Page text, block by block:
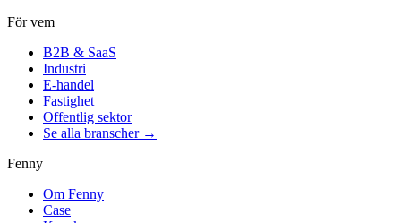
För vem
B2B & SaaS
Industri
E-handel
Fastighet
Offentlig sektor
Se alla branscher →
Fenny
Om Fenny
Case